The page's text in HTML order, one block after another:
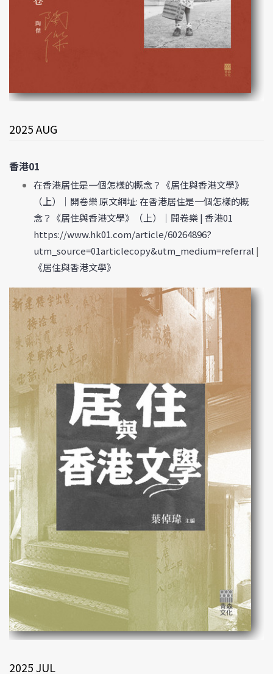
2025 AUG
香港01
在香港居住是一個怎樣的概念？《居住與香港文學》
（上）｜開卷樂 原文網址: 在香港居住是一個怎樣的概
念？《居住與香港文學》（上）｜開卷樂 | 香港01
https://www.hk01.com/article/60264896?
utm_source=01articlecopy&utm_medium=referral |
《居住與香港文學》
2025 JUL